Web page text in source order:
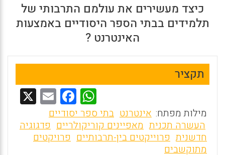
כיצד מעשירים את עולמם התרבותי של
תלמידים בבתי הספר היסודיים באמצעות
האינטרנט ?
תקציר
W
h
at
s
F
a
ce
b
E
m
ai
l
מילות מפתח: אינטרנט בתי ספר יסודיים
העשרה תכנית מאפיינים קוריקולריים פדגוגיה
חדשנית פרוייקטים בין-תרבותיים פרויקטים
מתוקשבים